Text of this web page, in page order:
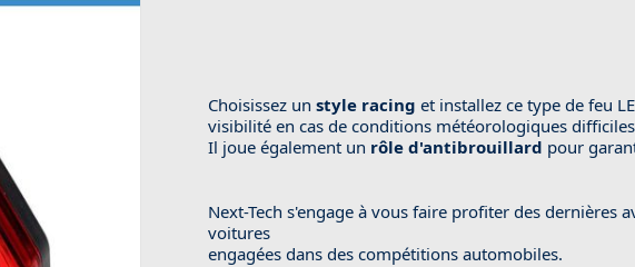
Choisissez un style racing et installez ce type de feu
visibilité en cas de conditions météorologiques
Il joue également un rôle d'antibrouillard pour
Next-Tech s'engage à vous faire profiter des dernières
voitures
engagées dans des compétitions automobiles.